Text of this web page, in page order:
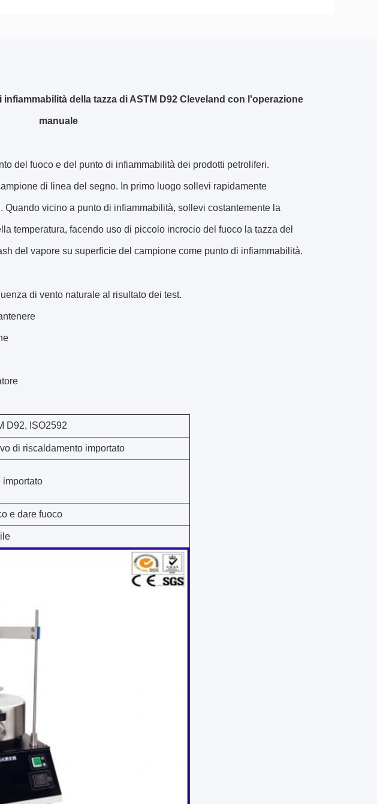
della tazza di ASTM D92 Cleveland con l'operazione
manuale
del fuoco e del punto di infiammabilità dei prodotti petroliferi.
di linea del segno. In primo luogo sollevi rapidamente
vicino a punto di infiammabilità, sollevi costantemente la
temperatura, facendo uso di piccolo incrocio del fuoco la tazza del
del vapore su superficie del campione come punto di infiammabilità.
di vento naturale al risultato dei test.
D92, ISO2592
di riscaldamento importato
importato
e dare fuoco